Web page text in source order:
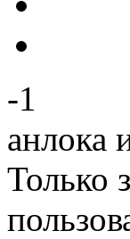
-1
анлока
Только